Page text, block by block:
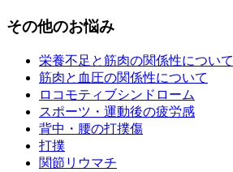
その他のお悩み
栄養不足と筋肉の関係性について
筋肉と血圧の関係性について
ロコモティブシンドローム
スポーツ・運動後の疲労感
背中・腰の打撲傷
打撲
関節リウマチ